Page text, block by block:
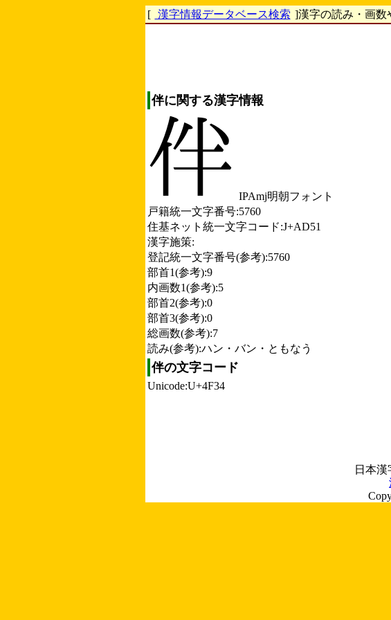
[ 漢字情報データベース検索 ]漢字の読み・画数
伴に関する漢字情報
IPAmj明朝フォント
戸籍統一文字番号:5760
住基ネット統一文字コード:J+AD51
漢字施策:
登記統一文字番号(参考):5760
部首1(参考):9
内画数1(参考):5
部首2(参考):0
部首3(参考):0
総画数(参考):7
読み(参考):ハン・バン・ともなう
伴の文字コード
Unicode:U+4F34
日本